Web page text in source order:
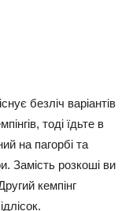
безліч варіантів
тоді їдьте в
на пагорбі та
Замість розкоші ви
кемпінг